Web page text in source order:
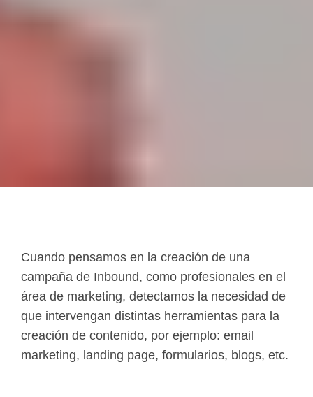
Cuando pensamos en la creación de una
campaña de Inbound, como profesionales en el
área de marketing, detectamos la necesidad de
que intervengan distintas herramientas para la
creación de contenido, por ejemplo: email
marketing, landing page, formularios, blogs, etc.